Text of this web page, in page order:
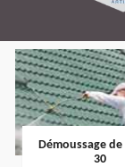
Démoussage
30